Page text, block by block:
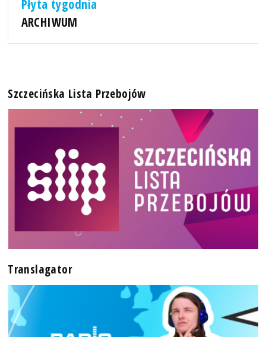
Płyta tygodnia
ARCHIWUM
Szczecińska Lista Przebojów
Translagator